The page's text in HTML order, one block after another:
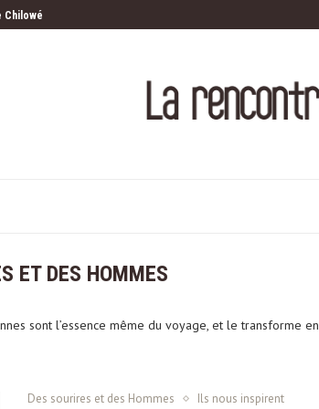
62
ET DES HOMMES
sont l’essence même du voyage, et le transforme en
Des sourires et des Hommes Ils nous inspirent